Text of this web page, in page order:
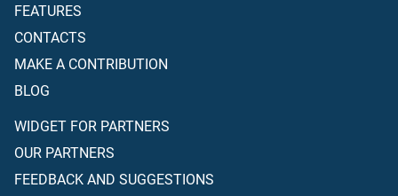
FEATURES
CONTACTS
MAKE A CONTRIBUTION
BLOG
WIDGET FOR PARTNERS
OUR PARTNERS
FEEDBACK AND SUGGESTIONS